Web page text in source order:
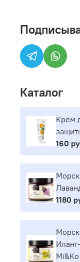
Каталог
Крем
160
1180
Mi&Ko